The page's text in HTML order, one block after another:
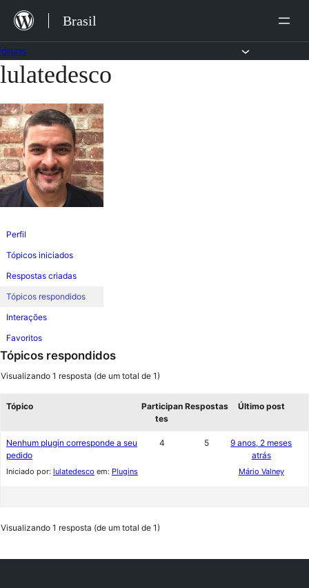
para
o
conteúdo
Brasil
Pular
o
conteúdo
lulatedesco
Perfil
Tópicos iniciados
Respostas criadas
Tópicos respondidos
Interações
Favoritos
Tópicos respondidos
Visualizando 1 resposta (de um total de 1)
Tópico
Participan
tes
Respostas Último post
Nenhum plugin corresponde a seu
pedido
Iniciado por: lulatedesco em: Plugins
4 5
9 anos, 2 meses
atrás
Mário Valney
Visualizando 1 resposta (de um total de 1)